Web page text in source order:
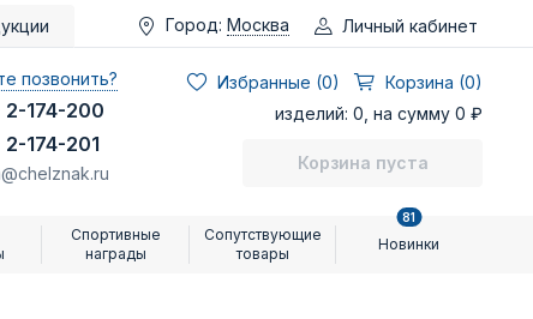
Город: Москва Личный кабинет
позвонить?
2-174-200
2-174-201
Избранные (0)
Корзина (0)
изделий: 0, на сумму 0 ₽
Корзина пуста
Спортивные
награды
Сопутствующие
товары
Новинки
81